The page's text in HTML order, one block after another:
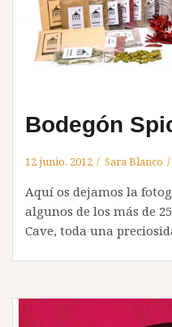
Bodegón
12 junio, 2012 Sara Blanco
Aquí os dejamos la
algunos de los más de
Cave, toda una